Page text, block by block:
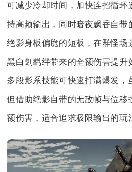
可减少冷却时间，加快连招循环
持高频输出，同时暗夜飘香自带
绝影身板偏脆的短板，在群怪场
黑白剑羁绊带来的全额伤害提升
多段影系技能可快速打满爆发，
但借助绝影自带的无敌帧与位移
额伤害，适合追求极限输出的玩